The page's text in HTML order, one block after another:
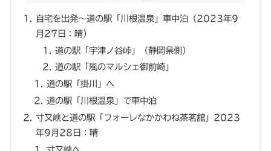
自宅を出発〜道の駅「川根温泉」車中泊（2023年9
月27日：晴）
道の駅「宇津ノ谷峠」（静岡県側）
道の駅「風のマルシェ御前崎」
道の駅「掛川」へ
道の駅「川根温泉」で車中泊
寸又峡と道の駅「フォーレなかかわね茶茗舘」2023
年9月28日：晴